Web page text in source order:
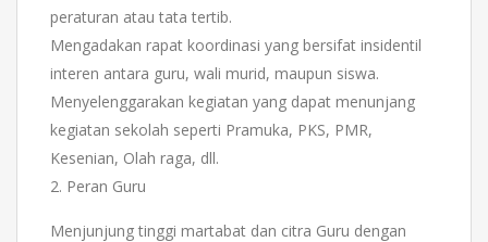
peraturan atau tata tertib.
Mengadakan rapat koordinasi yang bersifat insidentil
interen antara guru, wali murid, maupun siswa.
Menyelenggarakan kegiatan yang dapat menunjang
kegiatan sekolah seperti Pramuka, PKS, PMR,
Kesenian, Olah raga, dll.
2. Peran Guru
Menjunjung tinggi martabat dan citra Guru dengan